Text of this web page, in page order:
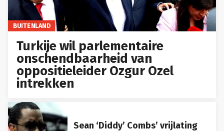
BUITENLAND
Turkije wil parlementaire
onschendbaarheid van
oppositieleider Ozgur Ozel
intrekken
Sean ‘Diddy’ Combs’ vrijlating